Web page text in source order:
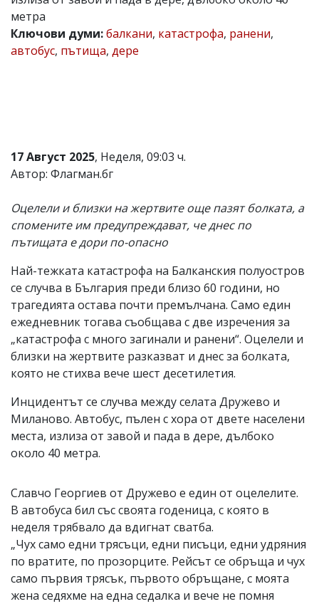
Коментарите
под
статиите
се
отговорност
за
тях!
откриете
обиден
за
вас
моля
сигнализирайте
метра
Ключови думи:балкани, катастрофа, ранени,
автобус, пътища, дере
17 Август 2025, Неделя, 09:03 ч.
Автор: Флагман.бг
Оцелели и близки на жертвите още пазят болката, а
спомените им предупреждават, че днес по
пътищата е дори по-опасно
Най-тежката катастрофа на Балканския полуостров
се случва в България преди близо 60 години, но
трагедията остава почти премълчана. Само един
ежедневник тогава съобщава с две изречения за
„катастрофа с много загинали и ранени“. Оцелели и
близки на жертвите разказват и днес за болката,
която не стихва вече шест десетилетия.
Инцидентът се случва между селата Дружево и
Миланово. Автобус, пълен с хора от двете населени
места, излиза от завой и пада в дере, дълбоко
около 40 метра.
Славчо Георгиев от Дружево е един от оцелелите.
В автобуса бил със своята годеница, с която в
неделя трябвало да вдигнат сватба.
„Чух само едни трясъци, едни писъци, едни удряния
по вратите, по прозорците. Рейсът се обръща и чух
само първия трясък, първото обръщане, с моята
жена седяхме на една седалка и вече не помня